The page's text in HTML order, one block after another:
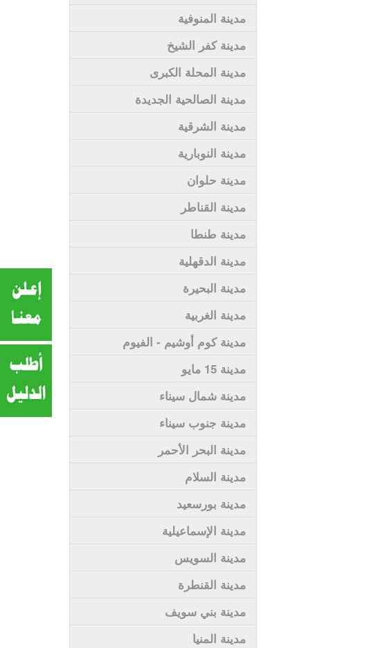
مدينة المنوفية
مدينة كفر الشيخ
مدينة المحلة الكبرى
مدينة الصالحية الجديدة
مدينة الشرقية
مدينة النوبارية
مدينة حلوان
مدينة القناطر
مدينة طنطا
مدينة الدقهلية
مدينة البحيرة
مدينة الغربية
مدينة كوم أوشيم - الفيوم
مدينة 15 مايو
مدينة شمال سيناء
مدينة جنوب سيناء
مدينة البحر الأحمر
مدينة السلام
مدينة بورسعيد
مدينة الإسماعيلية
مدينة السويس
مدينة القنطرة
مدينة بني سويف
مدينة المنيا